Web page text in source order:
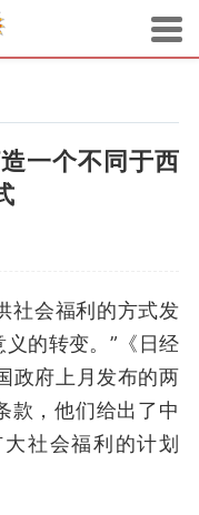
一个不同于西
社会福利的方式发
的转变。”《日经
政府上月发布的两
款，他们给出了中
社会福利的计划